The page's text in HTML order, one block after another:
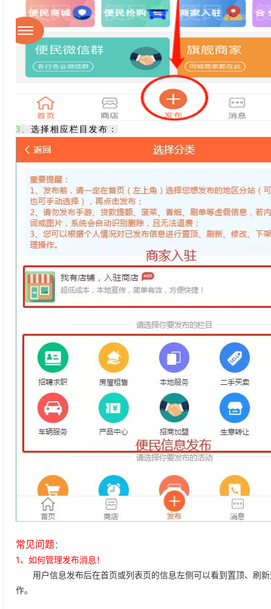
3、 选择相应栏目发布：
常见问题：
1、如何管理发布消息！
用户信息发布后在首页或列表页的信息左侧可以看到置顶、刷新
作。